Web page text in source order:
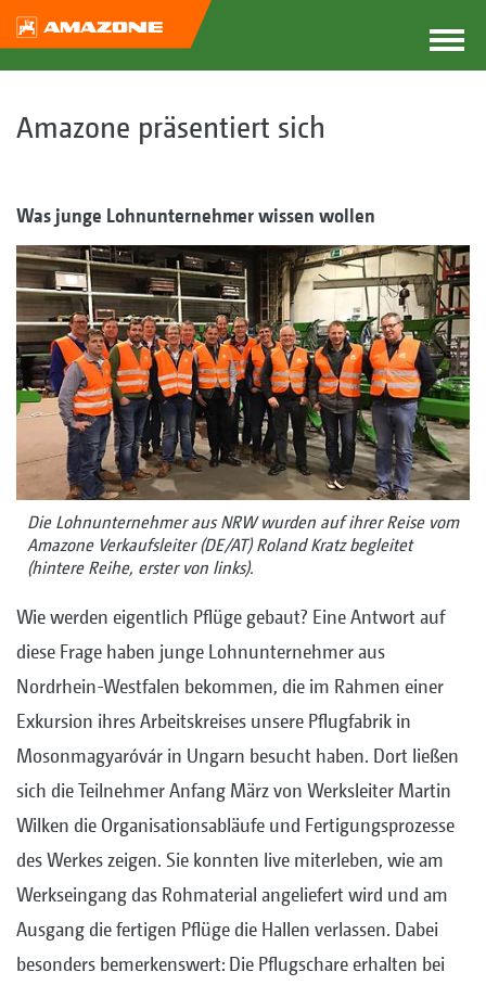
Amazone präsentiert sich
Was junge Lohnunternehmer wissen wollen
Die Lohnunternehmer aus NRW wurden auf ihrer Reise vom
­Amazone Verkaufsleiter (DE/AT) Roland Kratz begleitet
(hintere Reihe, erster von links).
Wie werden eigentlich Pflüge gebaut? Eine Antwort auf
diese Frage haben junge Lohnunternehmer aus
Nordrhein-Westfalen bekommen, die im Rahmen einer
Exkursion ihres Arbeitskreises unsere Pflugfabrik in
Mosonmagyaróvár in Ungarn besucht haben. Dort ließen
sich die Teilnehmer Anfang März von Werksleiter Martin
Wilken die Organisationsabläufe und Fertigungsprozesse
des Werkes zeigen. Sie konnten live miterleben, wie am
Werkseingang das Rohmaterial angeliefert wird und am
Ausgang die fertigen Pflüge die Hallen verlassen. Dabei
besonders bemerkenswert: Die Pflugschare erhalten bei